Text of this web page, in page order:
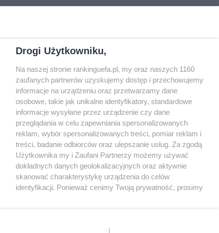
COPYRIGHT
© Jan Sikorski 2009-2026, Rankinguefa.pl.
Wszystkie prawa zastrzeżone.
Wykonanie: Strony Internetowe Warszawa
O WITRYNIE
Drogi Użytkowniku,
Na naszej stronie rankinguefa.pl, my oraz naszych 1160
zaufanych partnerów uzyskujemy dostęp i przechowujemy
informacje na urządzeniu oraz przetwarzamy dane
osobowe, takie jak unikalne identyfikatory, standardowe
informacje wysyłane przez urządzenie czy dane
przeglądania w celu zapewniania spersonalizowanych
reklam, wybór spersonalizowanych treści, pomiar reklam i
treści, badanie odbiorców oraz ulepszanie usług. Za zgodą
Użytkownika my i Zaufani Partnerzy możemy używać
dokładnych danych geolokalizacyjnych oraz aktywnie
skanować charakterystykę urządzenia do celów
identyfikacji. Ponieważ cenimy Twoją prywatność, prosimy
prywatności znajdujący się w lewym dolnym rogu strony